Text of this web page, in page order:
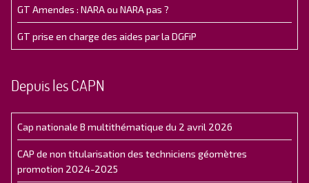
GT Amendes : NARA ou NARA pas ?
GT prise en charge des aides par la DGFiP
Depuis les CAPN
Cap nationale B multithématique du 2 avril 2026
CAP de non titularisation des techniciens géomètres
promotion 2024-2025